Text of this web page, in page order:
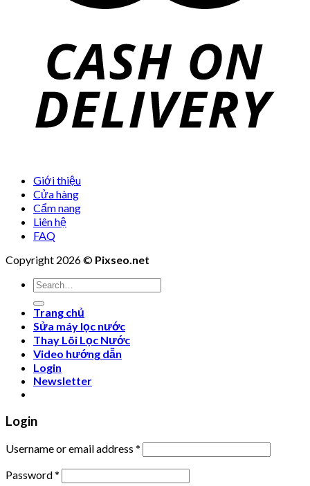
Giới thiệu
Cửa hàng
Cẩm nang
Liên hệ
FAQ
Copyright 2026 © Pixseo.net
Search
for:
Trang chủ
Sửa máy lọc nước
Thay Lõi Lọc Nước
Video hướng dẫn
Login
Newsletter
Login
Username or email address *
Password*